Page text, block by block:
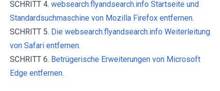
SCHRITT 4. websearch.flyandsearch.info Startseite und
Standardsuchmaschine von Mozilla Firefox entfernen.
SCHRITT 5. Die websearch.flyandsearch.info Weiterleitung
von Safari entfernen.
SCHRITT 6. Betrügerische Erweiterungen von Microsoft
Edge entfernen.